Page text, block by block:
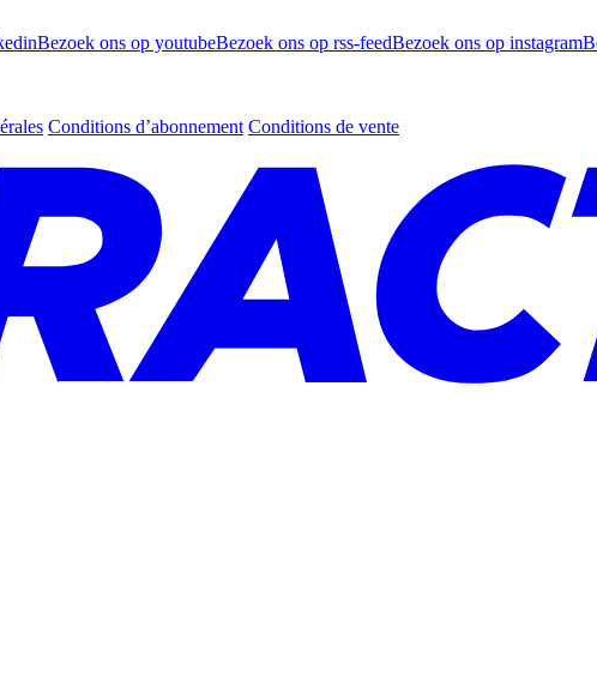
Bezoek ons op youtubeBezoek ons op rss-feedBezoek ons op instagram
Conditions d’abonnement Conditions de vente